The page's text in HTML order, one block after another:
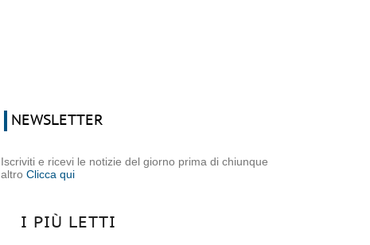
NEWSLETTER
Iscriviti e ricevi le notizie del giorno prima di chiunque
altroClicca qui
I PIÙ LETTI